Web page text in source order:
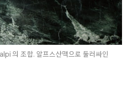
의 조합. 알프스산맥으로 둘러싸인